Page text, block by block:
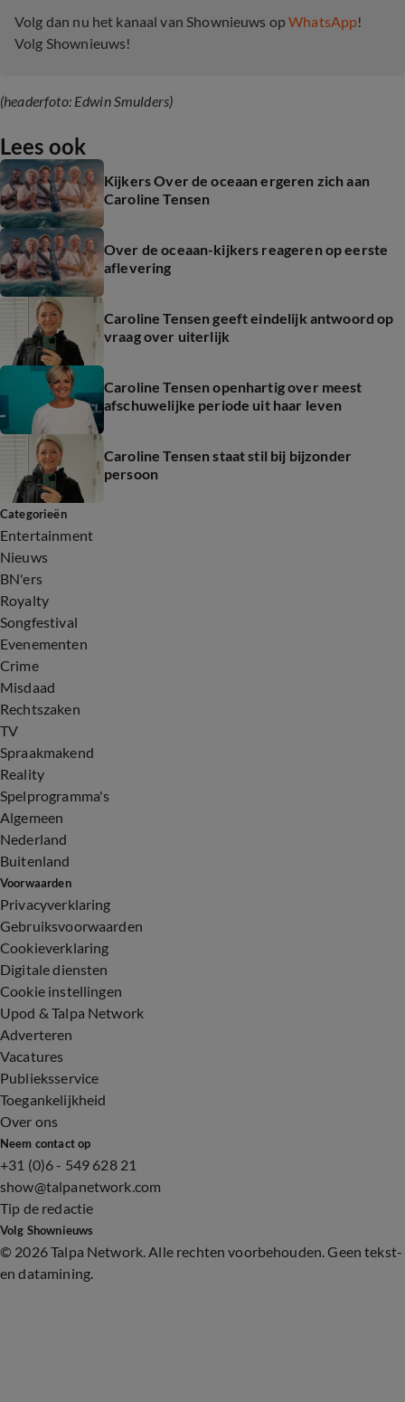
Volg dan nu het kanaal van Shownieuws opWhatsApp!
Volg Shownieuws!
(headerfoto: Edwin Smulders)
Lees ook
Kijkers Over de oceaan ergeren zich aan
Caroline Tensen
Over de oceaan-kijkers reageren op eerste
aflevering
Caroline Tensen geeft eindelijk antwoord op
vraag over uiterlijk
Caroline Tensen openhartig over meest
afschuwelijke periode uit haar leven
Caroline Tensen staat stil bij bijzonder
persoon
Categorieën
Entertainment
Nieuws
BN'ers
Royalty
Songfestival
Evenementen
Crime
Misdaad
Rechtszaken
TV
Spraakmakend
Reality
Spelprogramma's
Algemeen
Nederland
Buitenland
Voorwaarden
Privacyverklaring
Gebruiksvoorwaarden
Cookieverklaring
Digitale diensten
Cookie instellingen
Upod & Talpa Network
Adverteren
Vacatures
Publieksservice
Toegankelijkheid
Over ons
Neem contact op
+31 (0)6 - 549 628 21
show@talpanetwork.com
Tip de redactie
Volg Shownieuws
© 2026 Talpa Network. Alle rechten voorbehouden. Geen tekst-
en datamining.